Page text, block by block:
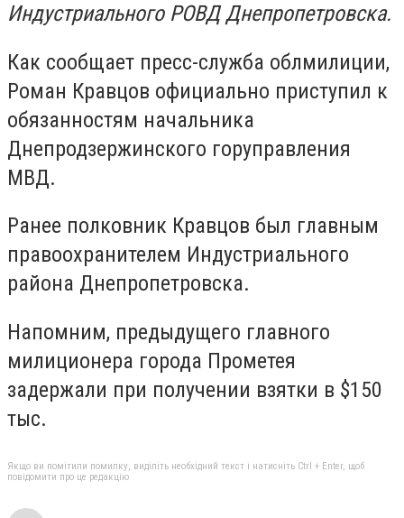
Индустриального РОВД Днепропетровска.
Как сообщает пресс-служба облмилиции,
Роман Кравцов официально приступил к
обязанностям начальника
Днепродзержинского горуправления
МВД.
Ранее полковник Кравцов был главным
правоохранителем Индустриального
района Днепропетровска.
Напомним, предыдущего главного
милиционера города Прометея
задержали при получении взятки в $150
тыс.
Якщо ви помітили помилку, виділіть необхідний текст і натисніть Ctrl + Enter, щоб
повідомити про це редакцію